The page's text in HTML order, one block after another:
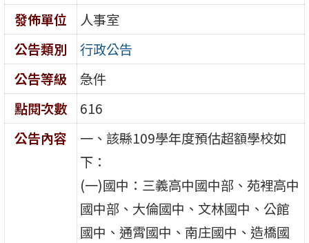
發佈單位
人事室
公告類別
行政公告
公告等級
急件
點閱次數
616
公告內容
一、該縣109學年度預估超額學校如
下：
(一)國中：三義高中國中部、苑裡高中
國中部、大倫國中、文林國中、公館
國中、通霄國中、南庄國中、造橋國